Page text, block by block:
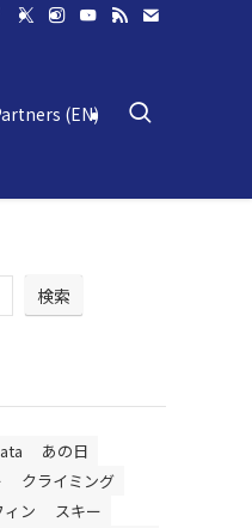
(EN)
検索
あの日
クライミング
ィン
スキー